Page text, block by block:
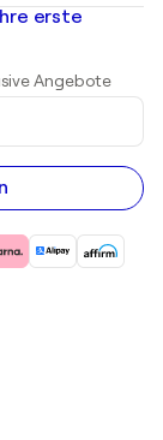
erste
Angebote